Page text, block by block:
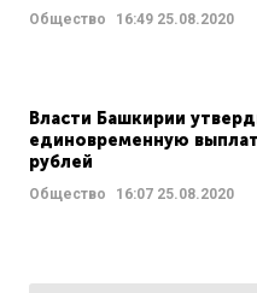
Общество 16:49 25.08.2020
Власти Башкирии
единовременную
рублей
Общество 16:07 25.08.2020